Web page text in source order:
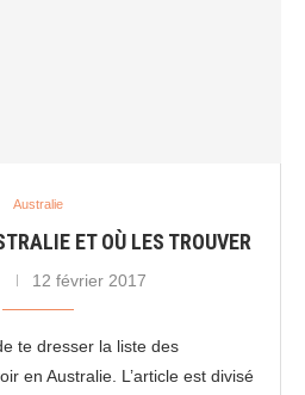
Australie
ET OÙ LES TROUVER
12 février 2017
te dresser la liste des
en Australie. L’article est divisé